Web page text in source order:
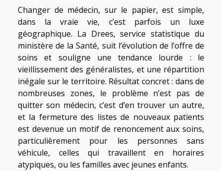
Changer de médecin, sur le papier, est simple,
dans la vraie vie, c’est parfois un luxe
géographique. La Drees, service statistique du
ministère de la Santé, suit l’évolution de l’offre de
soins et souligne une tendance lourde : le
vieillissement des généralistes, et une répartition
inégale sur le territoire. Résultat concret : dans de
nombreuses zones, le problème n’est pas de
quitter son médecin, c’est d’en trouver un autre,
et la fermeture des listes de nouveaux patients
est devenue un motif de renoncement aux soins,
particulièrement pour les personnes sans
véhicule, celles qui travaillent en horaires
atypiques, ou les familles avec jeunes enfants.